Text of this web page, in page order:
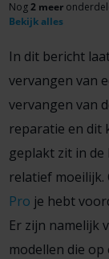
Nog2 meer
Bekijk alles
In dit bericht
vervangen van
vervangen van
reparatie en dit
geplakt zit in
relatief
Pro je hebt
Er zijn namelijk
modellen die